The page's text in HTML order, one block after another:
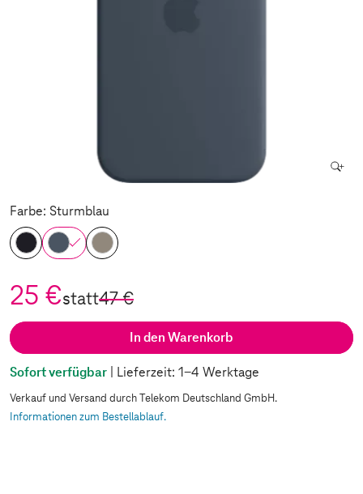
Farbe: Sturmblau
25 €statt47 €
In den Warenkorb
Sofort verfügbar | Lieferzeit: 1-4 Werktage
Verkauf und Versand durch Telekom Deutschland GmbH.
Informationen zum Bestellablauf.